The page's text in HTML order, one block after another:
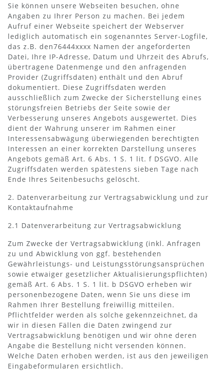
Sie können unsere Webseiten besuchen, ohne
Angaben zu Ihrer Person zu machen. Bei jedem
Aufruf einer Webseite speichert der Webserver
lediglich automatisch ein sogenanntes Server-Logfile,
das z.B. den76444xxxx Namen der angeforderten
Datei, Ihre IP-Adresse, Datum und Uhrzeit des Abrufs,
übertragene Datenmenge und den anfragenden
Provider (Zugriffsdaten) enthält und den Abruf
dokumentiert. Diese Zugriffsdaten werden
ausschließlich zum Zwecke der Sicherstellung eines
störungsfreien Betriebs der Seite sowie der
Verbesserung unseres Angebots ausgewertet. Dies
dient der Wahrung unserer im Rahmen einer
Interessensabwägung überwiegenden berechtigten
Interessen an einer korrekten Darstellung unseres
Angebots gemäß Art. 6 Abs. 1 S. 1 lit. f DSGVO. Alle
Zugriffsdaten werden spätestens sieben Tage nach
Ende Ihres Seitenbesuchs gelöscht.
2. Datenverarbeitung zur Vertragsabwicklung und zur
Kontaktaufnahme
2.1 Datenverarbeitung zur Vertragsabwicklung
Zum Zwecke der Vertragsabwicklung (inkl. Anfragen
zu und Abwicklung von ggf. bestehenden
Gewährleistungs- und Leistungsstörungsansprüchen
sowie etwaiger gesetzlicher Aktualisierungspflichten)
gemäß Art. 6 Abs. 1 S. 1 lit. b DSGVO erheben wir
personenbezogene Daten, wenn Sie uns diese im
Rahmen Ihrer Bestellung freiwillig mitteilen.
Pflichtfelder werden als solche gekennzeichnet, da
wir in diesen Fällen die Daten zwingend zur
Vertragsabwicklung benötigen und wir ohne deren
Angabe die Bestellung nicht versenden können.
Welche Daten erhoben werden, ist aus den jeweiligen
Eingabeformularen ersichtlich.